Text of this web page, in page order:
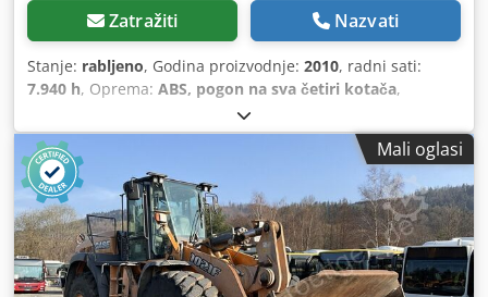
Zatražiti Nazvati
Stanje: rabljeno, Godina proizvodnje: 2010, radni sati:
7.940 h, Oprema: ABS, pogon na sva četiri kotača,
Mali oglasi